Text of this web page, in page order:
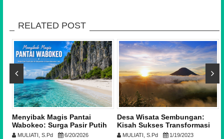
RELATED POST
Menyibak Magis Pantai
Wabokeo: Surga Pasir Putih
dan Air Berpendar di Desa
MULIATI, S.Pd 6/20/2026
Desa Wisata Sembungan:
Kisah Sukses Transformasi
Desa yang Terpencil Menjadi
MULIATI, S.Pd 1/19/2023